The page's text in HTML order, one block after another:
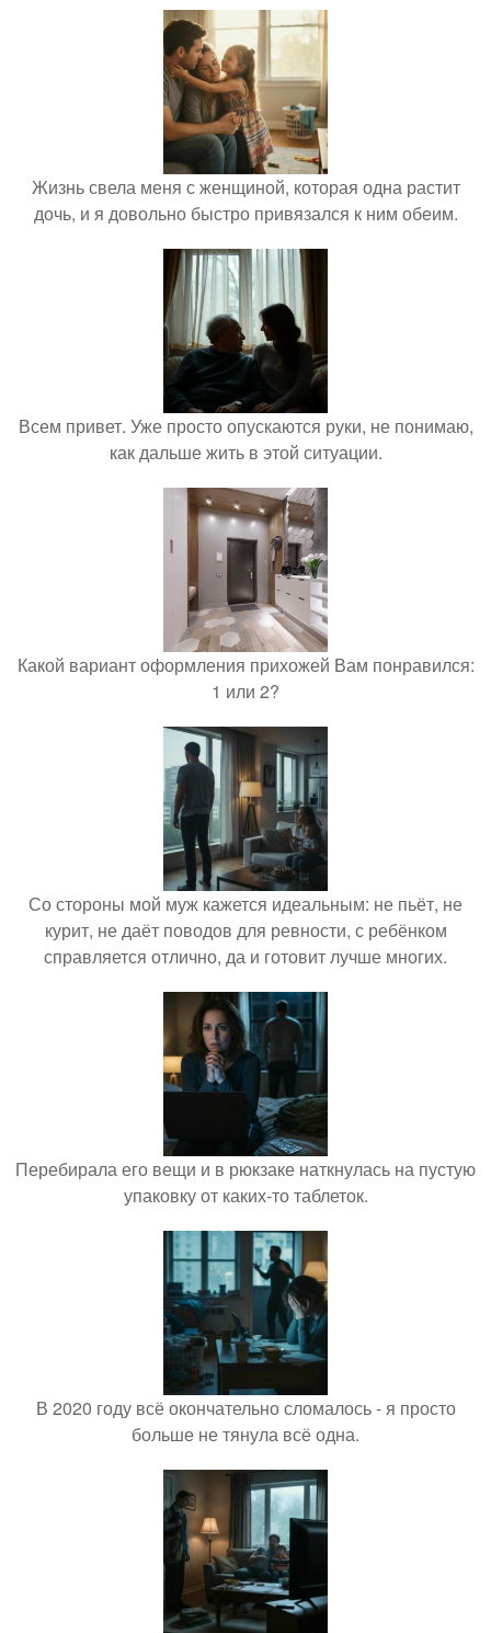
Жизнь свела меня с женщиной, которая одна растит
дочь, и я довольно быстро привязался к ним обеим.
Всем привет. Уже просто опускаются руки, не понимаю,
как дальше жить в этой ситуации.
Какой вариант оформления прихожей Вам понравился:
1 или 2?
Со стороны мой муж кажется идеальным: не пьёт, не
курит, не даёт поводов для ревности, с ребёнком
справляется отлично, да и готовит лучше многих.
Перебирала его вещи и в рюкзаке наткнулась на пустую
упаковку от каких-то таблеток.
В 2020 году всё окончательно сломалось - я просто
больше не тянула всё одна.